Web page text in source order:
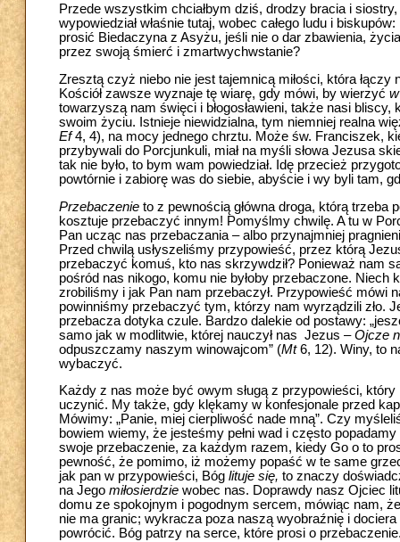
Przede wszystkim chciałbym dziś, drodzy bracia i
wypowiedział właśnie tutaj, wobec całego ludu i biskupów:
prosić Biedaczyna z Asyżu, jeśli nie o dar zbawienia,
przez swoją śmierć i zmartwychwstanie?
Zresztą czyż niebo nie jest tajemnicą miłości, która
Kościół zawsze wyznaje tę wiarę, gdy mówi, by wierzyć
towarzyszą nam święci i błogosławieni, także nasi
swoim życiu. Istnieje niewidzialna, tym niemniej realna
Ef4, 4), na mocy jednego chrztu. Może św. Franciszek,
przybywali do Porcjunkuli, miał na myśli słowa Jezusa
tak nie było, to bym wam powiedział. Idę przecież
powtórnie i zabiorę was do siebie, abyście i wy byli tam,
Przebaczenie to z pewnością główna droga, którą trzeba
kosztuje przebaczyć innym! Pomyślmy chwilę. A tu w
Pan ucząc nas przebaczania – albo przynajmniej
Przed chwilą usłyszeliśmy przypowieść, przez którą
przebaczyć komuś, kto nas skrzywdził? Ponieważ nam
pośród nas nikogo, komu nie byłoby przebaczone.
zrobiliśmy i jak Pan nam przebaczył. Przypowieść mówi
powinniśmy przebaczyć tym, którzy nam wyrządzili zło.
przebacza dotyka czule. Bardzo dalekie od postawy:
samo jak w modlitwie, której nauczył nas Jezus –Ojcze
odpuszczamy naszym winowajcom” (Mt6, 12). Winy, to
wybaczyć.
Każdy z nas może być owym sługą z przypowieści, który
uczynić. My także, gdy klękamy w konfesjonale przed
Mówimy: „Panie, miej cierpliwość nade mną”. Czy
bowiem wiemy, że jesteśmy pełni wad i często
swoje przebaczenie, za każdym razem, kiedy Go o to
pewność, że pomimo, iż możemy popaść w te same
jak pan w przypowieści, Bóg lituje się, to znaczy
na Jego miłosierdzie wobec nas. Doprawdy nasz Ojciec
domu ze spokojnym i pogodnym sercem, mówiąc nam,
nie ma granic; wykracza poza naszą wyobraźnię i
powrócić. Bóg patrzy na serce, które prosi o